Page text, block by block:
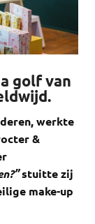
golf van
werkte
&
stuitte zij
make-up